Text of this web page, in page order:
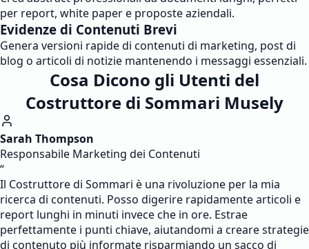
per report, white paper e proposte aziendali.
Evidenze di Contenuti Brevi
Genera versioni rapide di contenuti di marketing, post di
blog o articoli di notizie mantenendo i messaggi essenziali.
Cosa Dicono gli Utenti del
Costruttore di Sommari Musely
Sarah Thompson
Responsabile Marketing dei Contenuti
“
Il Costruttore di Sommari è una rivoluzione per la mia
ricerca di contenuti. Posso digerire rapidamente articoli e
report lunghi in minuti invece che in ore. Estrae
perfettamente i punti chiave, aiutandomi a creare strategie
di contenuto più informate risparmiando un sacco di